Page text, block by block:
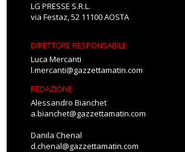
LG PRESSE S.R.L.
via Festaz, 52 11100 AOSTA
DIRETTORE RESPONSABILE
Luca Mercanti
l.mercanti@gazzettamatin.com
REDAZIONE
Alessandro Bianchet
a.bianchet@gazzettamatin.com
Danila Chenal
d.chenal@gazzettamatin.com